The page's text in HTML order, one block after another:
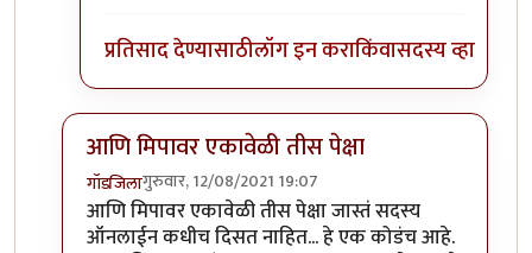
प्रतिसाद देण्यासाठीलॉग इन कराकिंवासदस्य व्हा
आणि मिपावर एकावेळी तीस पेक्षा
गॉडजिलागुरुवार, 12/08/2021 19:07
In reply toछान.byप्रा.डॉ.दिलीप बिरुटे
आणि मिपावर एकावेळी तीस पेक्षा जास्तं सदस्य
ऑनलाईन कधीच दिसत नाहित... हे एक कोडंच आहे.